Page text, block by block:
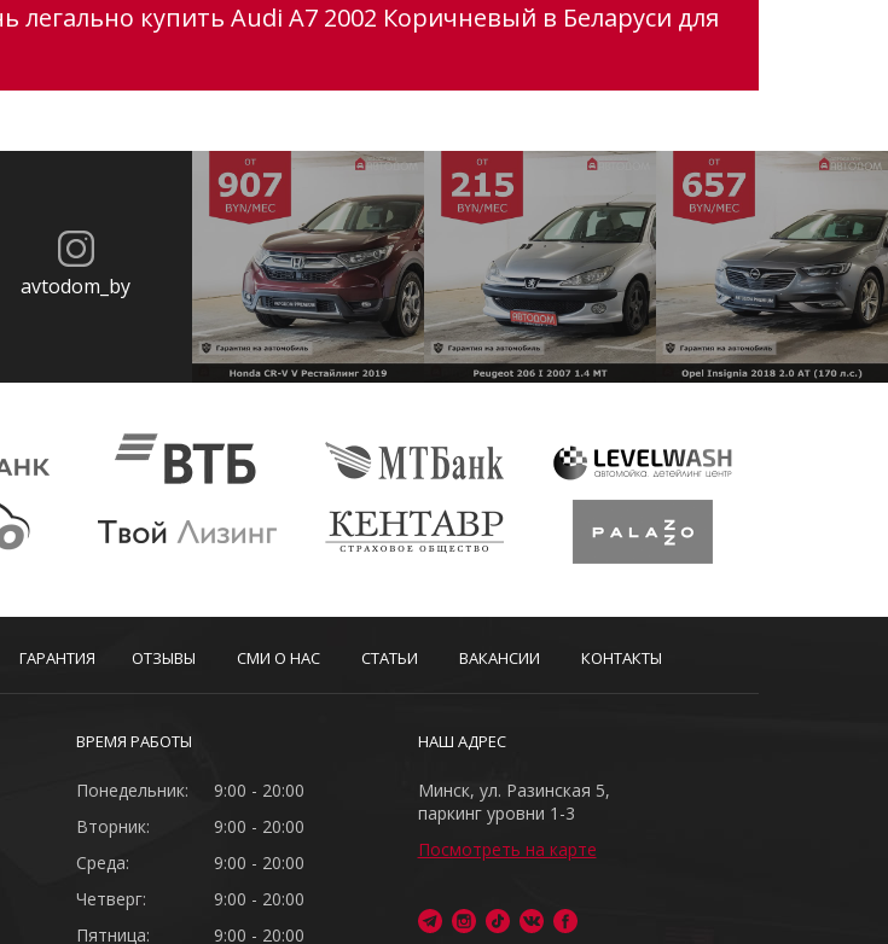
легально купить Audi A7 2002 Коричневый в Беларуси для
avtodom_by
ГАРАНТИЯ ОТЗЫВЫ СМИ О НАС СТАТЬИ ВАКАНСИИ КОНТАКТЫ
ВРЕМЯ РАБОТЫ
Понедельник:
9:00 - 20:00
Вторник:
9:00 - 20:00
Среда:
9:00 - 20:00
Четверг:
9:00 - 20:00
Пятница:
9:00 - 20:00
НАШ АДРЕС
Минск, ул. Разинская 5,
паркинг уровни 1-3
Посмотреть на карте